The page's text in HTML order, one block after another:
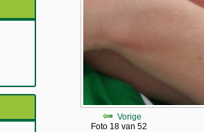
Vorige
Foto 18 van 52